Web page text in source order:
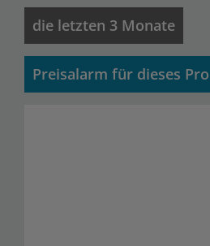
die letzten 3 Monate
Preisalarm für dieses